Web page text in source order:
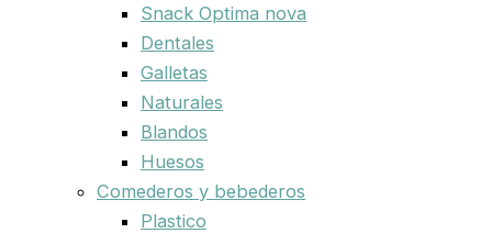
Snack Optima nova
Dentales
Galletas
Naturales
Blandos
Huesos
Comederos y bebederos
Plastico